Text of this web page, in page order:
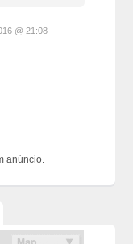
@ 21:08
anúncio.